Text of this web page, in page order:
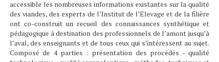
accessible les nombreuses informations existantes sur la qualité
des viandes, des experts de l’Institut de l’Elevage et de la filière
ont co-construit un recueil des connaissances synthétique et
pédagogique à destination des professionnels de l’amont jusqu’à
l’aval, des enseignants et de tous ceux qui s’intéressent au sujet.
Composé de 4 parties : présentation des procédés - qualité